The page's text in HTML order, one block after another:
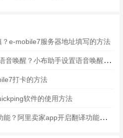
e-mobile7服务器地址填写的方法
小布智能语音助手如何设置语音唤醒？小布助手设置语音唤醒的方法
打卡的方法
软件的使用方法
阿里卖家app怎么开启翻译功能？阿里卖家app开启翻译功能的方法